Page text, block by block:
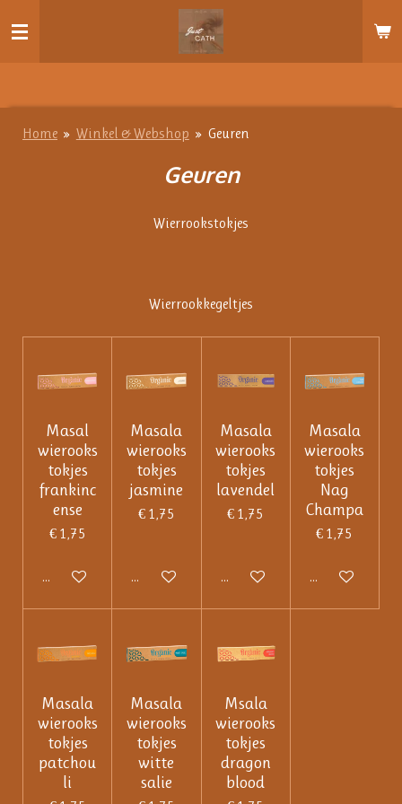
direct
Home » Winkel & Webshop » Geuren
Geuren
Wierrookstokjes
Wierrookkegeltjes
Masal
wierooks
tokjes
frankinc
ense
€ 1,75
In winkelwagen
Masala
wierooks
tokjes
jasmine
€ 1,75
In winkelwagen
Masala
wierooks
tokjes
lavendel
€ 1,75
In winkelwagen
Masala
wierooks
tokjes
Nag
Champa
€ 1,75
In
Masala
wierooks
tokjes
patchou
li
Masala
wierooks
tokjes
witte
salie
Msala
wierooks
tokjes
dragon
blood